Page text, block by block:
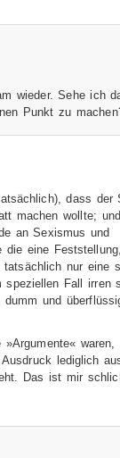
wieder. Sehe ich
Punkt zu
dass der
machen wollte;
an Sexismus und
die eine
nur eine
speziellen Fall irren
und
waren,
lediglich
Das ist mir